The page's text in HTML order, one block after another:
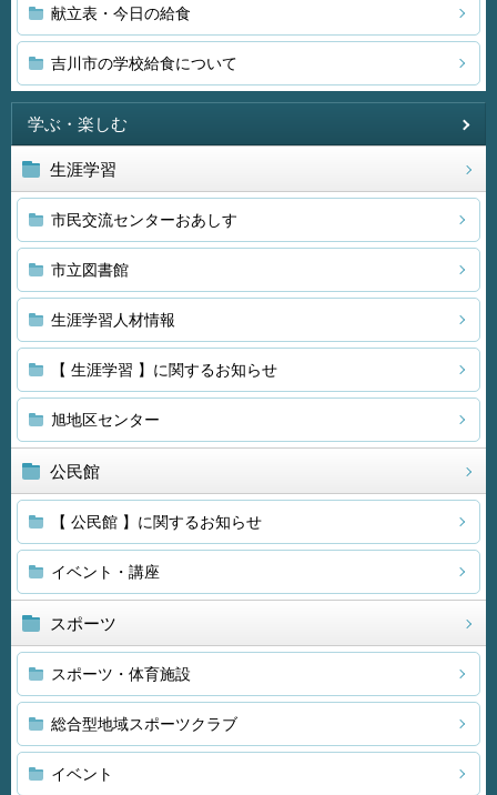
献立表・今日の給食
吉川市の学校給食について
学ぶ・楽しむ
生涯学習
市民交流センターおあしす
市立図書館
生涯学習人材情報
【 生涯学習 】に関するお知らせ
旭地区センター
公民館
【 公民館 】に関するお知らせ
イベント・講座
スポーツ
スポーツ・体育施設
総合型地域スポーツクラブ
イベント